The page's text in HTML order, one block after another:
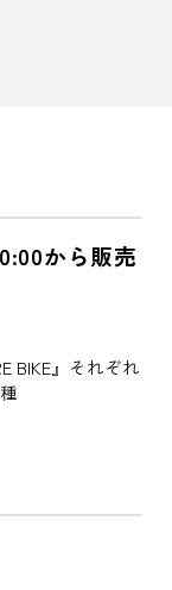
から販売
BIKE』それぞれ